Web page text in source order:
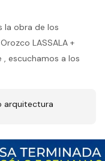
la obra de los
LASSALA +
, escuchamos a los
+ OROZCO, les
esperemos
arquitectura